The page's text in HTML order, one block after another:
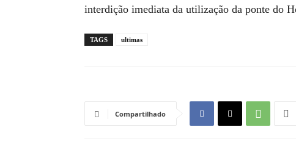
interdição imediata da utilização da ponte do
TAGS ultimas
Compartilhado